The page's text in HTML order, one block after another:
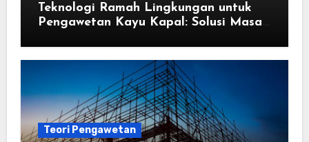
Teknologi Ramah Lingkungan untuk
Pengawetan Kayu Kapal: Solusi Masa
Teori Pengawetan